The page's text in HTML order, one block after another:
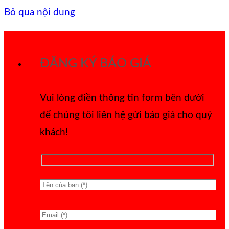
Bỏ qua nội dung
ĐĂNG KÝ BÁO GIÁ
Vui lòng điền thông tin form bên dưới
để chúng tôi liên hệ gửi báo giá cho quý
khách!